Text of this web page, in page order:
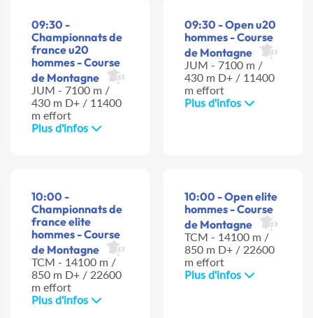
09:30 -
Championnats de
france u20
hommes - Course
de Montagne
JUM - 7100 m /
430 m D+ / 11400
m effort
Plus d'infos
09:30 - Open u20
hommes - Course
de Montagne
JUM - 7100 m /
430 m D+ / 11400
m effort
Plus d'infos
10:00 -
Championnats de
france elite
hommes - Course
de Montagne
TCM - 14100 m /
850 m D+ / 22600
m effort
Plus d'infos
10:00 - Open elite
hommes - Course
de Montagne
TCM - 14100 m /
850 m D+ / 22600
m effort
Plus d'infos